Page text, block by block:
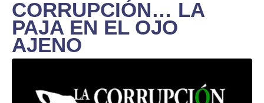
CORRUPCIÓN… LA
PAJA EN EL OJO
AJENO